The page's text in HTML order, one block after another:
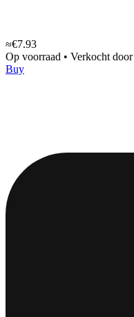
≈€7.93
Op voorraad • Verkocht door
Buy